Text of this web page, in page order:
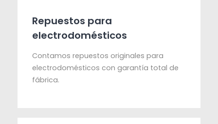
Repuestos para
electrodomésticos
Contamos repuestos originales para
electrodomésticos con garantía total de
fábrica.